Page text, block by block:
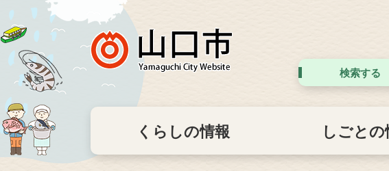
検索する
くらしの情報 しごとの